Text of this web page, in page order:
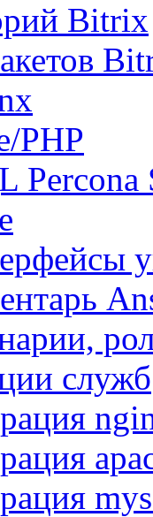
Bitrix
PHP
Percona
служб